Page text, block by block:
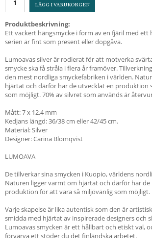
LÄGG I VARUKORGEN
Produktbeskrivning:
Ett vackert hängsmycke i form av en fjäril med ett
serien är fint som present eller dopgåva.
Lumoavas silver är rodierat för att motverka
smycke ska få stråla i flera år framöver.
den mest nordliga smyckefabriken i världen.
hjärtat och därför har de utvecklat en produktion
som möjligt. 70% av silvret som används är
Mått: 7 x 12,4 mm
Kedjans längd: 36/38 cm eller 42/45 cm.
Material: Silver
Designer: Carina Blomqvist
LUMOAVA
De tillverkar sina smycken i Kuopio, världens
Naturen ligger varmt om hjärtat och därför har de
produktion för att vara så miljövänlig som möjligt.
Varje skapelse är lika autentisk som den är
smidda med hjärtat av inspirerade designers och
Lumoavas smycken är ett hållbart och etiskt val,
förvärva ett stöder du det finländska arbetet.